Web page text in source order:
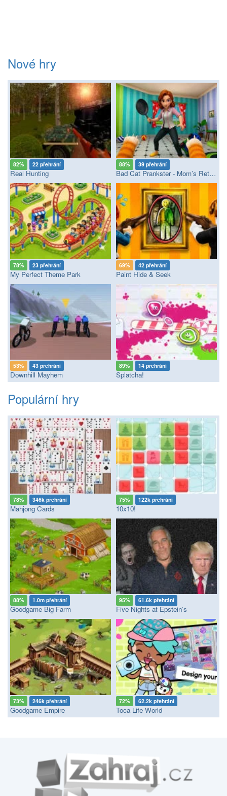
Nové hry
82% 22 přehrání
Real Hunting
88% 39 přehrání
Bad Cat Prankster - Mom’s Return
78% 23 přehrání
My Perfect Theme Park
69% 42 přehrání
Paint Hide & Seek
53% 43 přehrání
Downhill Mayhem
89% 14 přehrání
Splatcha!
Populární hry
78% 346k přehrání
Mahjong Cards
75% 122k přehrání
10x10!
88% 1.0m přehrání
Goodgame Big Farm
95% 61.6k přehrání
Five Nights at Epstein’s
73% 246k přehrání
Goodgame Empire
72% 62.2k přehrání
Toca Life World